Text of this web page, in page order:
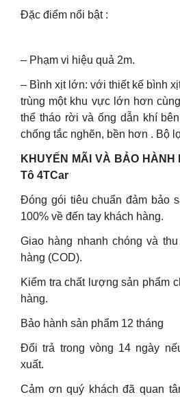
Đặc điểm nổi bật :
– Phạm vi hiệu quả 2m.
– Bình xịt lớn: với thiết kế bình
trùng một khu vực lớn hơn
thể tháo rời và ống dẫn khí
chống tắc nghẽn, bền hơn . Bộ
KHUYẾN MÃI VÀ BẢO
Tô 4TCar
Đóng gói tiêu chuẩn đảm bảo
100% về đến tay khách hàng.
Giao hàng nhanh chóng và
hàng (COD).
Kiểm tra chất lượng sản phẩm
hàng.
Bảo hành sản phẩm 12 tháng
Đổi trả trong vòng 14 ngày
xuất.
Cảm ơn quý khách đã quan